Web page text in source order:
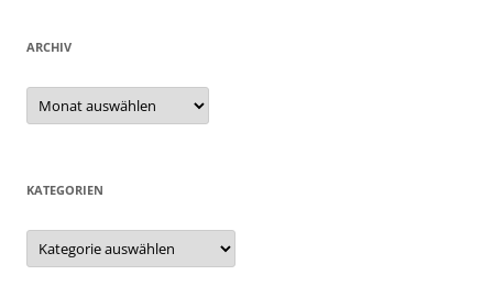
ARCHIV
Archiv
KATEGORIEN
Kategorien